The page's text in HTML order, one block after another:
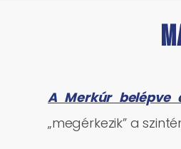
A Merkúr belépve
„megérkezik” a